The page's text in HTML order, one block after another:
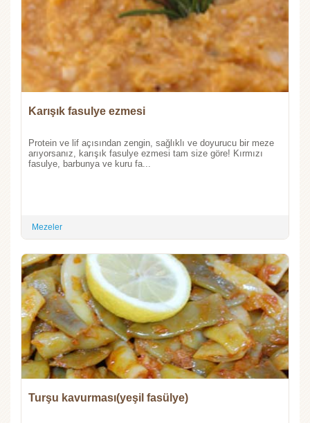
Karışık fasulye ezmesi
Protein ve lif açısından zengin, sağlıklı ve doyurucu bir meze
arıyorsanız, karışık fasulye ezmesi tam size göre! Kırmızı
fasulye, barbunya ve kuru fa...
Mezeler
Turşu kavurması(yeşil fasülye)